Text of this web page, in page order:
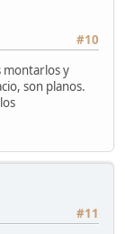
#10
montarlos y
son planos.
#11